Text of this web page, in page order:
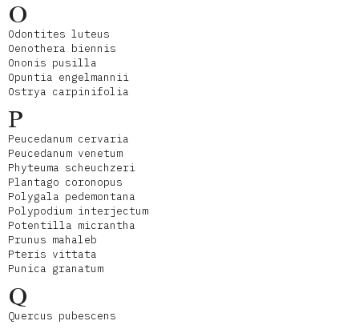
O
Odontites luteus
Oenothera biennis
Ononis pusilla
Opuntia engelmannii
Ostrya carpinifolia
P
Peucedanum cervaria
Peucedanum venetum
Phyteuma scheuchzeri
Plantago coronopus
Polygala pedemontana
Polypodium interjectum
Potentilla micrantha
Prunus mahaleb
Pteris vittata
Punica granatum
Q
Quercus pubescens